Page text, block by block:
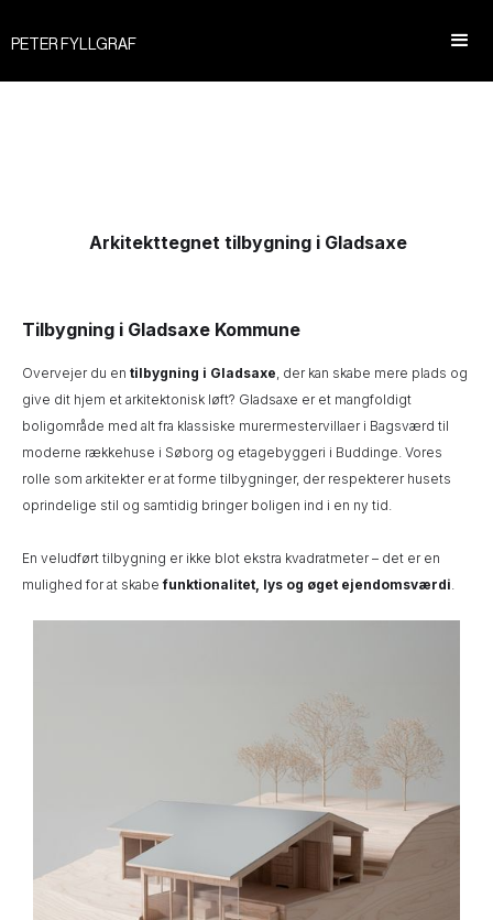
PETER FYLLGRAF
Arkitekttegnet tilbygning i Gladsaxe
Tilbygning i Gladsaxe Kommune
Overvejer du en tilbygning i Gladsaxe, der kan skabe mere plads og
give dit hjem et arkitektonisk løft? Gladsaxe er et mangfoldigt
boligområde med alt fra klassiske murermestervillaer i Bagsværd til
moderne rækkehuse i Søborg og etagebyggeri i Buddinge. Vores
rolle som arkitekter er at forme tilbygninger, der respekterer husets
oprindelige stil og samtidig bringer boligen ind i en ny tid.
En veludført tilbygning er ikke blot ekstra kvadratmeter – det er en
mulighed for at skabefunktionalitet, lys og øget ejendomsværdi.